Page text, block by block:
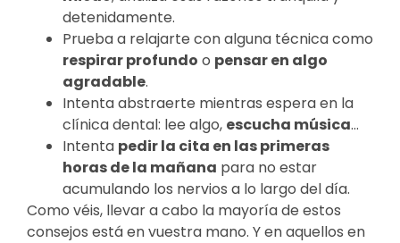
detenidamente.
Prueba a relajarte con alguna técnica como
respirar profundo o pensar en algo
agradable.
Intenta abstraerte mientras espera en la
clínica dental: lee algo, escucha música…
Intenta pedir la cita en las primeras
horas de la mañana para no estar
acumulando los nervios a lo largo del día.
Como véis, llevar a cabo la mayoría de estos
consejos está en vuestra mano. Y en aquellos en